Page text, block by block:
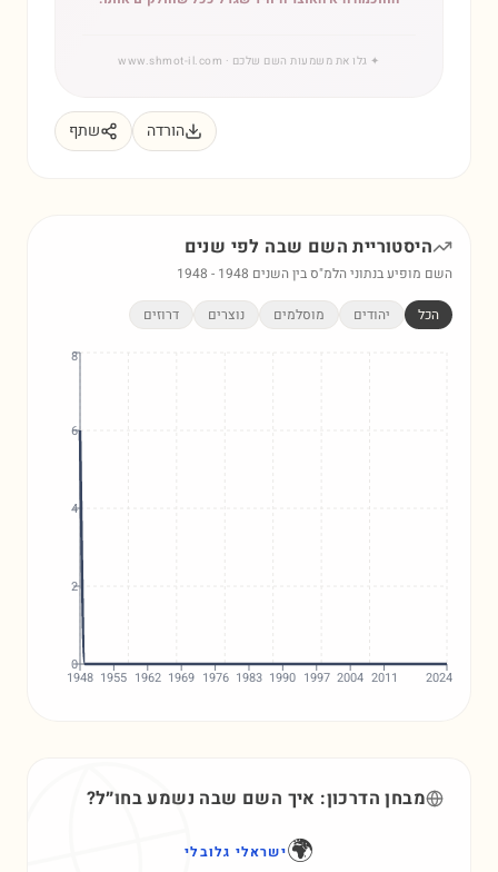
✦ גלו את משמעות השם שלכם · www.shmot-il.com
הורדה שתף
היסטוריית השם שבה לפי שנים
השם מופיע בנתוני הלמ"ס בין השנים 1948 - 1948
הכל יהודים מוסלמים נוצרים דרוזים
1948 1955 1962 1969 1976 1983 1990 1997 2004 2011 2024
0
2
4
6
8
מבחן הדרכון: איך השם שבה נשמע בחו״ל?
🌍ישראלי גלובלי